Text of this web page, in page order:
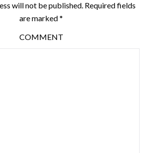
will not be published. Required fields
are marked*
COMMENT